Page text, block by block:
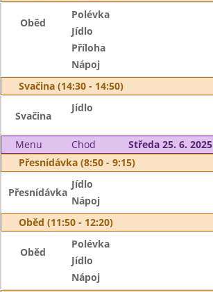
Oběd
Polévka
Jídlo
Příloha
Nápoj
Svačina (14:30 - 14:50)
Svačina
Jídlo
Menu Chod
Středa 25. 6. 2025
Přesnídávka (8:50 - 9:15)
Přesnídávka
Jídlo
Nápoj
Oběd (11:50 - 12:20)
Oběd
Polévka
Jídlo
Nápoj